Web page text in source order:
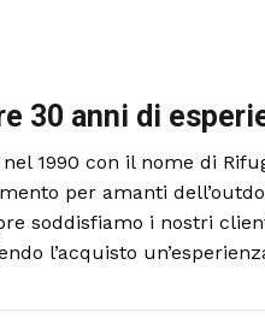
30 anni di
1990 con il nome di
per amanti
soddisfiamo i nostri
l’acquisto